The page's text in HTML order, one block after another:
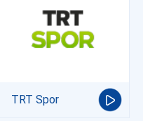
TRT Spor